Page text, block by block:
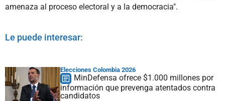
amenaza al proceso electoral y a la democracia".
Le puede interesar:
Elecciones Colombia 2026
MinDefensa ofrece $1.000 millones por
información que prevenga atentados contra
candidatos